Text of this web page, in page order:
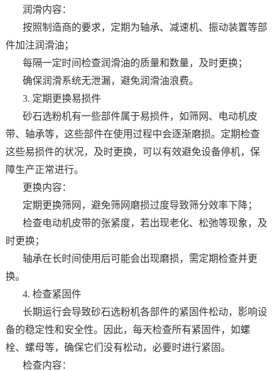
润滑内容：
按照制造商的要求，定期为轴承、减速机、振动装置等部
件加注润滑油；
每隔一定时间检查润滑油的质量和数量，及时更换；
确保润滑系统无泄漏，避免润滑油浪费。
3. 定期更换易损件
砂石选粉机有一些部件属于易损件，如筛网、电动机皮
带、轴承等，这些部件在使用过程中会逐渐磨损。定期检查
这些易损件的状况，及时更换，可以有效避免设备停机，保
障生产正常进行。
更换内容：
定期更换筛网，避免筛网磨损过度导致筛分效率下降；
检查电动机皮带的张紧度，若出现老化、松弛等现象，及
时更换；
轴承在长时间使用后可能会出现磨损，需定期检查并更
换。
4. 检查紧固件
长期运行会导致砂石选粉机各部件的紧固件松动，影响设
备的稳定性和安全性。因此，每天检查所有紧固件，如螺
栓、螺母等，确保它们没有松动，必要时进行紧固。
检查内容：